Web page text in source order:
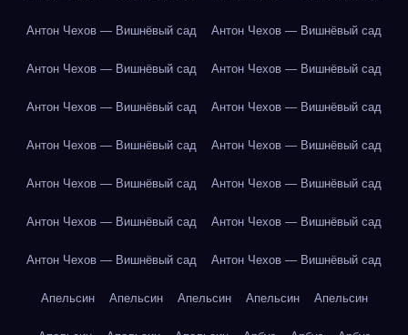
Антон Чехов — Вишнёвый сад Антон Чехов — Вишнёвый сад
Антон Чехов — Вишнёвый сад Антон Чехов — Вишнёвый сад
Антон Чехов — Вишнёвый сад Антон Чехов — Вишнёвый сад
Антон Чехов — Вишнёвый сад Антон Чехов — Вишнёвый сад
Антон Чехов — Вишнёвый сад Антон Чехов — Вишнёвый сад
Антон Чехов — Вишнёвый сад Антон Чехов — Вишнёвый сад
Антон Чехов — Вишнёвый сад Антон Чехов — Вишнёвый сад
Апельсин Апельсин Апельсин Апельсин Апельсин